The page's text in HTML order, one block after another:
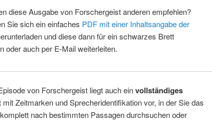
diese Ausgabe von Forschergeist anderen empfehlen?
Sie sich ein einfaches PDF mit einer Inhaltsangabe der
und diese dann für ein schwarzes Brett
oder auch per E-Mail weiterleiten.
von Forschergeist liegt auch einvollständiges
mit Zeitmarken und Sprecheridentifikation vor, in der Sie das
nach bestimmten Passagen durchsuchen oder